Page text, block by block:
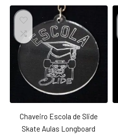
R$39,90.R$34,90.
Chaveiro Escola de Slide
Skate Aulas Longboard